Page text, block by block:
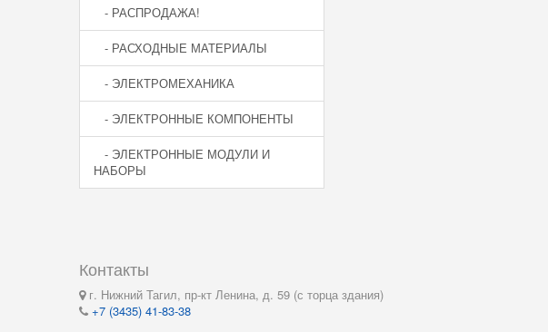
- РАСПРОДАЖА!
- РАСХОДНЫЕ МАТЕРИАЛЫ
- ЭЛЕКТРОМЕХАНИКА
- ЭЛЕКТРОННЫЕ КОМПОНЕНТЫ
- ЭЛЕКТРОННЫЕ МОДУЛИ И
НАБОРЫ
Контакты
г. Нижний Тагил, пр-кт Ленина, д. 59 (с торца здания)
+7 (3435) 41-83-38